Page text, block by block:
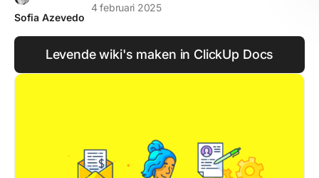
Sofia Azevedo
4 februari 2025
Levende wiki's maken in ClickUp Docs